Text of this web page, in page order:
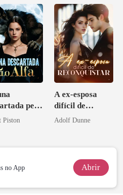
pelo
Piston
A ex-esposa
difícil de
reconquistar
Adolf Dunne
no App Abrir